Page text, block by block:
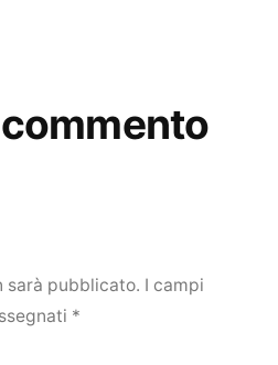
sarà pubblicato. I campi
*